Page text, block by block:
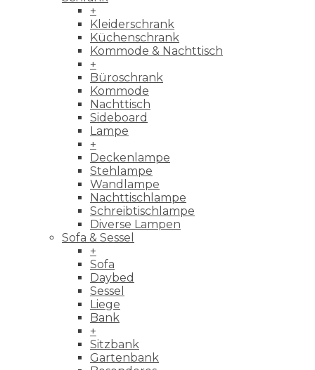
+
Kleiderschrank
Küchenschrank
Kommode & Nachttisch
+
Büroschrank
Kommode
Nachttisch
Sideboard
Lampe
+
Deckenlampe
Stehlampe
Wandlampe
Nachttischlampe
Schreibtischlampe
Diverse Lampen
Sofa & Sessel
+
Sofa
Daybed
Sessel
Liege
Bank
+
Sitzbank
Gartenbank